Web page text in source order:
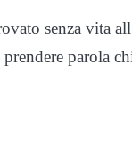
senza vita
parola